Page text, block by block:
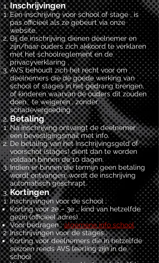
Inschrijvingen
Een inschrijving voor school of stage , is
pas officieel als ze gebeurt via onze
website.
Bij de inschrijving dienen deelnemer en
zijn/haar ouders zich akkoord te verklaren
met het schoolreglement en de
privacyverklaring .
AVS behoudt zich het recht voor om
deelnemers die de goede werking van
school of stages in het gedrang brengen,
of kinderen waarvan de ouders dit zouden
doen, te weigeren , zonder
schadevergoeding.
Betaling
Na inschrijving ontvangt de deelnemer
een bevestigingsmail met info.
De betaling van het inschrijvingsgeld of
voorschot (stages) dient dan te worden
voldaan binnen de 10 dagen.
Indien er binnen die termijn geen betaling
wordt ontvangen, wordt de inschrijving
automatisch geschrapt.
Kortingen
Inschrijvingen voor de school :
Korting voor 2e – 3e … kind van hetzelfde
gezin (officieel adres) .
Voor bedragen :algemene info school
Inschrijvingen voor de stages :
Korting voor deelnemers die in hetzelfde
seizoen reeds AVS leerling zijn in de
school